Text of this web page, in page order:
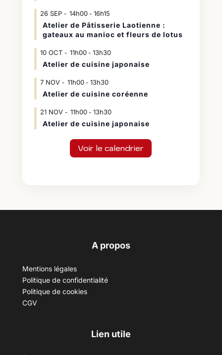
26 SEP 14h00- 16h15
Atelier de Pâtisserie Laotienne :
gateaux au manioc et fleurs de lotus
10 OCT 11h00- 13h30
Atelier de cuisine japonaise
7 NOV 11h00- 13h30
Atelier de cuisine coréenne
21 NOV 11h00- 13h30
Atelier de cuisine japonaise
Voir le calendrier
A propos
Mentions légales
Politique de confidentialité
Politique de cookies
CGV
Lien utile